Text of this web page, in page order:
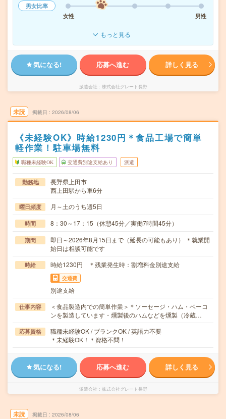
男女比率
女性
男性
もっと見る
気になる! 応募へ進む 詳しく見る
派遣会社 株式会社グレート長野
未読 掲載日 2026/08/06
《未経験OK》時給1230円＊食品工場で簡単
軽作業！駐車場無料
職種未経験OK 交通費別途支給あり 派遣
勤務地
長野県上田市
西上田駅から車6分
曜日頻度 月～土のうち週5日
時間 8：30～17：15（休憩45分／実働7時間45分）
期間
即日～2026年8月15日まで（延長の可能もあり） ＊就業開
始日は相談可能です
時給 時給1230円 ＊残業発生時：割増料金別途支給
交通費
別途支給
仕事内容
＜食品製造内での簡単作業＞＊ソーセージ・ハム・ベーコ
ンを製造しています・燻製後のハムなどを燻製（冷蔵…
応募資格
職種未経験OK / ブランクOK / 英語力不要
＊未経験OK！＊資格不問！
気になる! 応募へ進む 詳しく見る
派遣会社 株式会社グレート長野
未読 掲載日 2026/08/06